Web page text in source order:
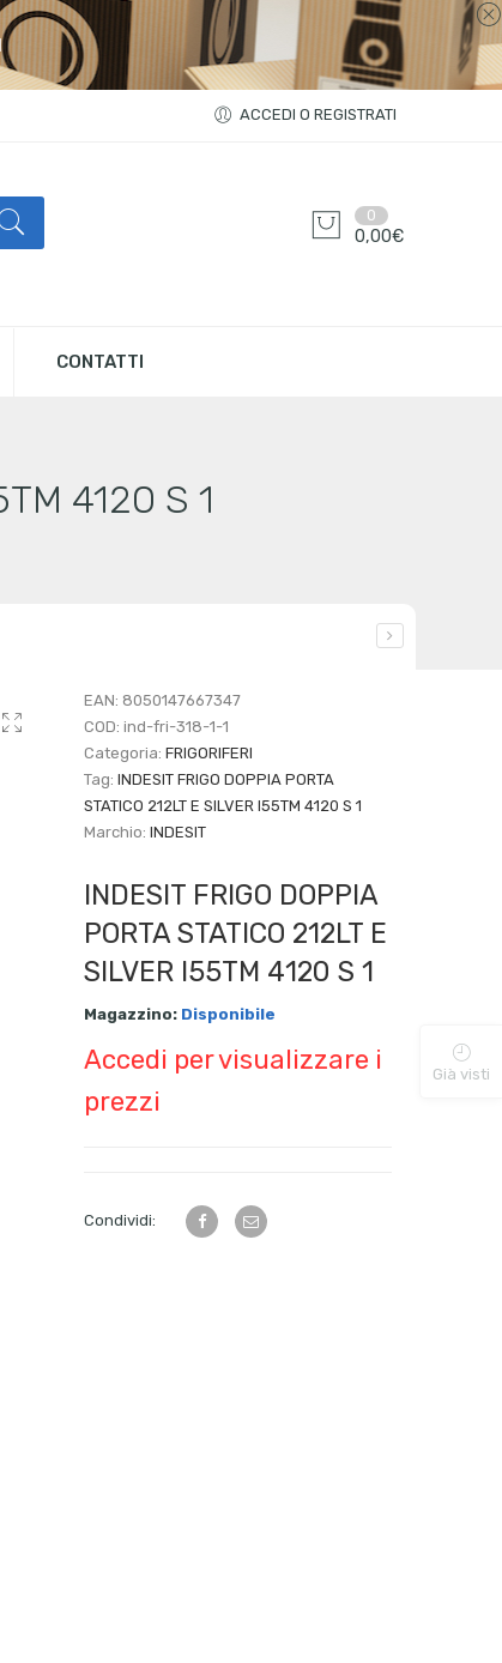
ACCEDI O REGISTRATI
0
0,00€
CONTATTI
4120 S 1
EAN: 8050147667347
COD:ind-fri-318-1-1
Categoria:FRIGORIFERI
Tag:INDESIT FRIGO DOPPIA PORTA
STATICO 212LT E SILVER I55TM 4120 S 1
Marchio:INDESIT
INDESIT FRIGO DOPPIA
PORTA STATICO 212LT E
SILVER I55TM 4120 S 1
Magazzino: Disponibile
Accedi per visualizzare i
prezzi
Condividi:
Già visti